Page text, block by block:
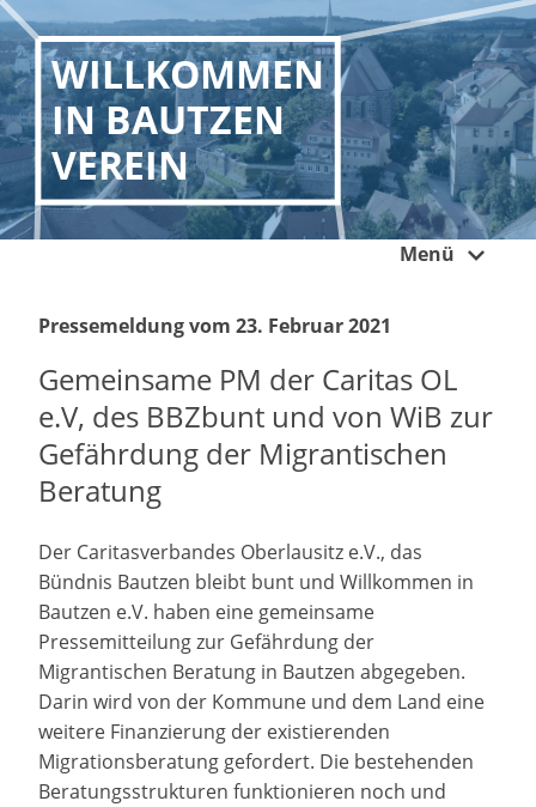
WILLKOMMEN
IN BAUTZEN
VEREIN
Menü
Pressemeldung vom 23. Februar 2021
Gemeinsame PM der Caritas OL
e.V, des BBZbunt und von WiB zur
Gefährdung der Migrantischen
Beratung
Der Caritasverbandes Oberlausitz e.V., das
Bündnis Bautzen bleibt bunt und Willkommen in
Bautzen e.V. haben eine gemeinsame
Pressemitteilung zur Gefährdung der
Migrantischen Beratung in Bautzen abgegeben.
Darin wird von der Kommune und dem Land eine
weitere Finanzierung der existierenden
Migrationsberatung gefordert. Die bestehenden
Beratungsstrukturen funktionieren noch und